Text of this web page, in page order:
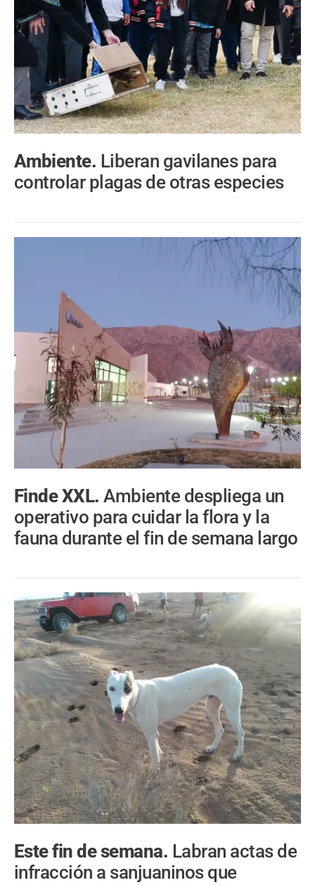
Ambiente. Liberan gavilanes para
controlar plagas de otras especies
Finde XXL.Ambiente despliega un
operativo para cuidar la flora y la
fauna durante el fin de semana largo
Este fin de semana. Labran actas de
infracción a sanjuaninos que